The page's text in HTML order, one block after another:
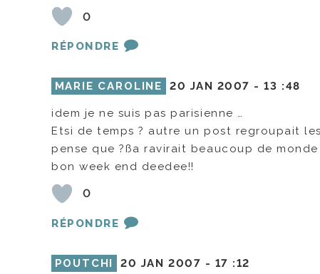
0
RÉPONDRE
MARIE CAROLINE 20 JAN 2007 -13 :48
idem je ne suis pas parisienne …
Etsi de temps ? autre un post regroupait
pense que ?ßa ravirait beaucoup de monde
bon week end deedee!!
0
RÉPONDRE
POUTCHI 20 JAN 2007 - 17 :12